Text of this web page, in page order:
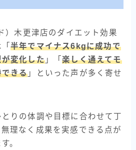
）木更津店のダイエット効果
半年でマイナス6kgに成功で
変化した」「楽しく通えてモ
きる 」といった声が多く寄せ
りの体調や目標に合わせて丁
理なく成果を実感できる点が
。